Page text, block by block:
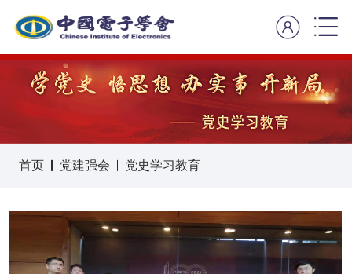
首页 党建强会 党史学习教育